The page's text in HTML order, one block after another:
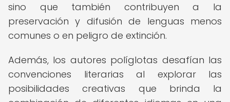
sino que también contribuyen a la
preservación y difusión de lenguas menos
comunes o en peligro de extinción.
Además, los autores políglotas desafían las
convenciones literarias al explorar las
posibilidades creativas que brinda la